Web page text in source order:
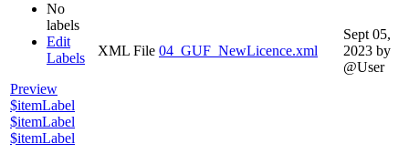
No
labels
Edit
Labels
Preview
$itemLabel
$itemLabel
$itemLabel
XML File 04_GUF_NewLicence.xml
Sept 05,
2023 by
@User